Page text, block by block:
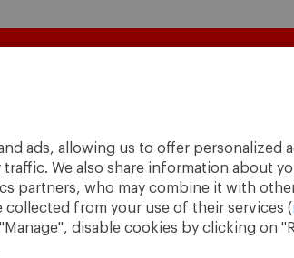
ads, allowing us to offer personalized
We also share information about
partners, who may combine it with
from your use of their services (
disable cookies by clicking on